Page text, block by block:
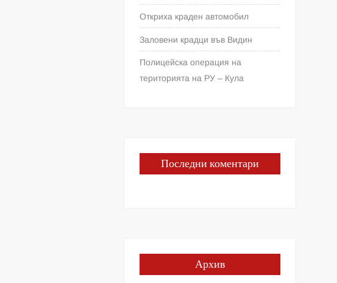
Откриха краден автомобил
Заловени крадци във Видин
Полицейска операция на
територията на РУ – Кула
Последни коментари
Архив